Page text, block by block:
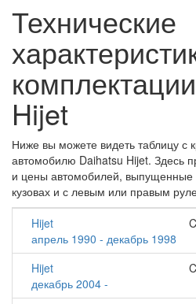
Технические
Hijet
Ниже вы можете видеть таблицу с
автомобилю Daihatsu Hijet. Здесь
и цены автомобилей, выпущенные
кузовах и с левым или правым
Hijet
апрель 1990 - декабрь 1998
Hijet
декабрь 2004 -